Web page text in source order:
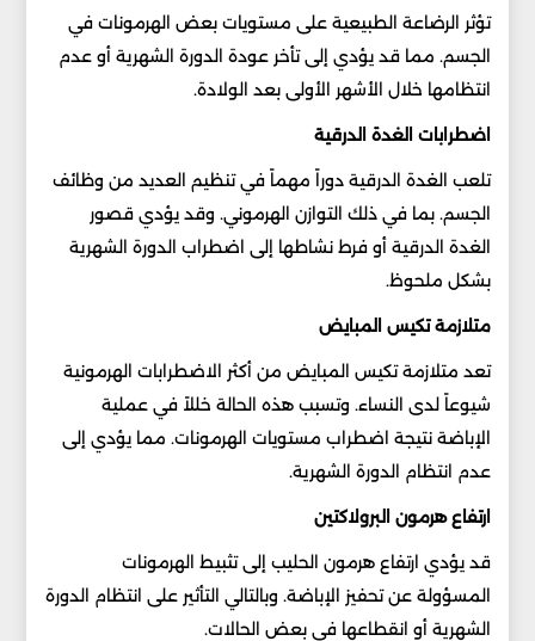
تؤثر الرضاعة الطبيعية على مستويات بعض الهرمونات في
الجسم. مما قد يؤدي إلى تأخر عودة الدورة الشهرية أو عدم
انتظامها خلال الأشهر الأولى بعد الولادة.
اضطرابات الغدة الدرقية
تلعب الغدة الدرقية دوراً مهماً في تنظيم العديد من وظائف
الجسم. بما في ذلك التوازن الهرموني. وقد يؤدي قصور
الغدة الدرقية أو فرط نشاطها إلى اضطراب الدورة الشهرية
بشكل ملحوظ.
متلازمة تكيس المبايض
تعد متلازمة تكيس المبايض من أكثر الاضطرابات الهرمونية
شيوعاً لدى النساء. وتسبب هذه الحالة خللاً في عملية
الإباضة نتيجة اضطراب مستويات الهرمونات. مما يؤدي إلى
عدم انتظام الدورة الشهرية.
ارتفاع هرمون البرولاكتين
قد يؤدي ارتفاع هرمون الحليب إلى تثبيط الهرمونات
المسؤولة عن تحفيز الإباضة. وبالتالي التأثير على انتظام الدورة
الشهرية أو انقطاعها في بعض الحالات.